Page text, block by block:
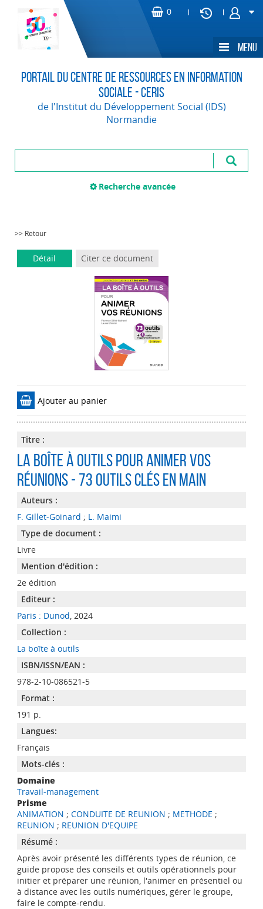
Portail du Centre de Ressources en Information
Sociale - CERIS
de l'Institut du Développement Social (IDS)
Normandie
Recherche avancée
>> Retour
Détail Citer ce document
Ajouter au panier
Titre :
La boîte à outils pour animer vos
réunions - 73 outils clés en main
Auteurs :
F. Gillet-Goinard ; L. Maimi
Type de document :
Livre
Mention d'édition :
2e édition
Editeur :
Paris : Dunod, 2024
Collection :
La boîte à outils
ISBN/ISSN/EAN :
978-2-10-086521-5
Format :
191 p.
Langues:
Français
Mots-clés :
Domaine
Travail-management
Prisme
ANIMATION ; CONDUITE DE REUNION ; METHODE ;
REUNION ; REUNION D'EQUIPE
Résumé :
Après avoir présenté les différents types de réunion, ce
guide propose des conseils et outils opérationnels pour
initier et préparer une réunion, l'animer en présentiel ou
à distance avec les outils numériques, gérer le groupe,
faire le compte-rendu.